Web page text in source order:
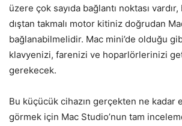
üzere çok sayıda bağlantı noktası
dıştan takmalı motor kitiniz doğrudan
bağlanabilmelidir. Mac mini’de olduğu
klavyenizi, farenizi ve hoparlörlerinizi
gerekecek.
Bu küçücük cihazın gerçekten ne kadar
görmek için Mac Studio’nun tam